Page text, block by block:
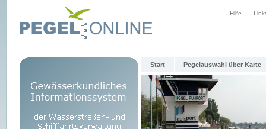
Hilfe
Start Pegelauswahl über Karte